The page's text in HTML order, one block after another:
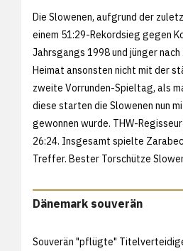
Die Slowenen, aufgrund der
einem 51:29-Rekordsieg gegen
Jahrsgangs 1998 und jünger
Heimat ansonsten nicht mit der
zweite Vorrunden-Spieltag, als
diese starten die Slowenen nun
gewonnen wurde. THW-
26:24. Insgesamt spielte
Treffer. Bester Torschütze
Dänemark souverän
Souverän "pflügte"